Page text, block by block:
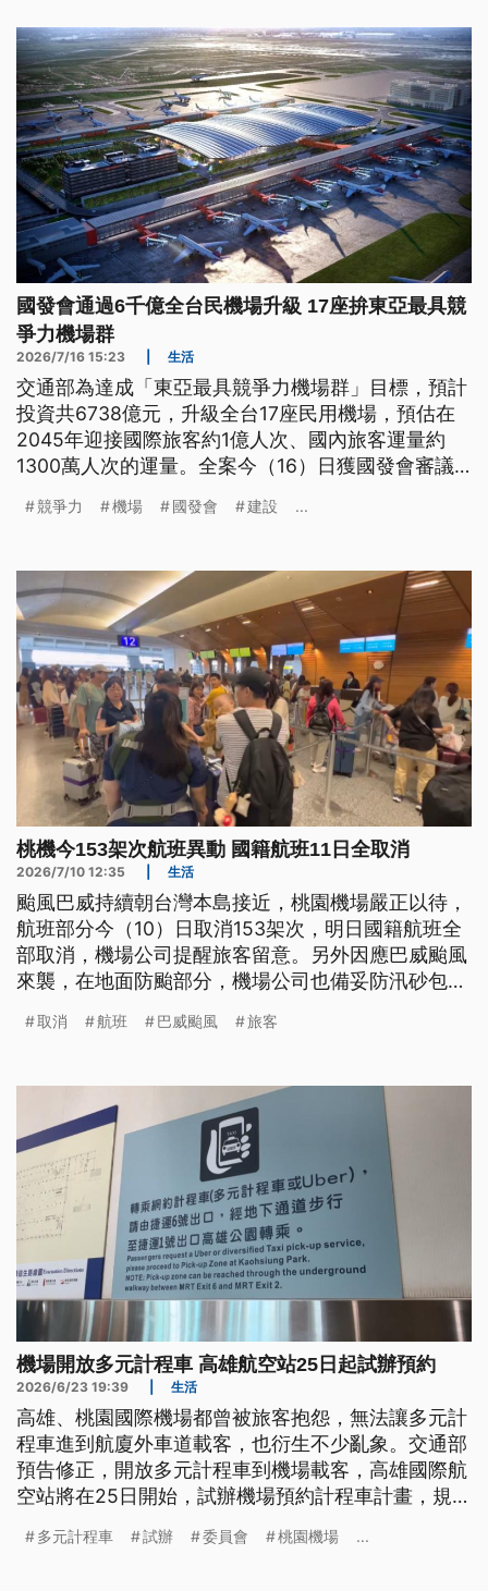
國發會通過6千億全台民機場升級 17座拚東亞最具競
爭力機場群
2026/7/16 15:23 生活
交通部為達成「東亞最具競爭力機場群」目標，預計
投資共6738億元，升級全台17座民用機場，預估在
2045年迎接國際旅客約1億人次、國內旅客運量約
1300萬人次的運量。全案今（16）日獲國發會審議
競爭力 機場 國發會 建設 ...
桃機今153架次航班異動 國籍航班11日全取消
2026/7/10 12:35 生活
颱風巴威持續朝台灣本島接近，桃園機場嚴正以待，
航班部分今（10）日取消153架次，明日國籍航班全
部取消，機場公司提醒旅客留意。另外因應巴威颱風
來襲，在地面防颱部分，機場公司也備妥防汛砂包、
取消 航班 巴威颱風 旅客
機場開放多元計程車 高雄航空站25日起試辦預約
2026/6/23 19:39 生活
高雄、桃園國際機場都曾被旅客抱怨，無法讓多元計
程車進到航廈外車道載客，也衍生不少亂象。交通部
預告修正，開放多元計程車到機場載客，高雄國際航
空站將在25日開始，試辦機場預約計程車計畫，規劃
務。
多元計程車 試辦 委員會 桃園機場 ...